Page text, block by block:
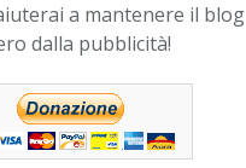
a mantenere il blog
dalla pubblicità!